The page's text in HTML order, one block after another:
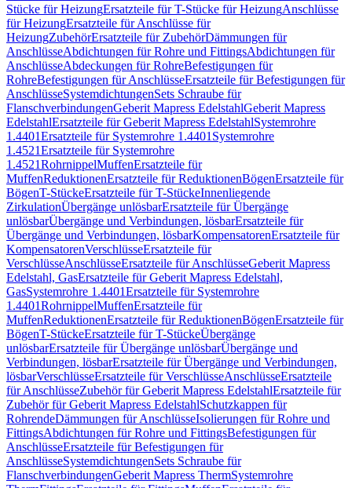
Stücke für HeizungErsatzteile für T-Stücke für HeizungAnschlüsse
für HeizungErsatzteile für Anschlüsse für
HeizungZubehörErsatzteile für ZubehörDämmungen für
AnschlüsseAbdichtungen für Rohre und FittingsAbdichtungen für
AnschlüsseAbdeckungen für RohreBefestigungen für
RohreBefestigungen für AnschlüsseErsatzteile für Befestigungen für
AnschlüsseSystemdichtungenSets Schraube für
FlanschverbindungenGeberit Mapress EdelstahlGeberit Mapress
EdelstahlErsatzteile für Geberit Mapress EdelstahlSystemrohre
1.4401Ersatzteile für Systemrohre 1.4401 Systemrohre
1.4521Ersatzteile für Systemrohre
1.4521RohrnippelMuffenErsatzteile für
MuffenReduktionenErsatzteile für ReduktionenBögenErsatzteile für
BögenT-StückeErsatzteile für T-StückeInnenliegende
ZirkulationÜbergänge unlösbarErsatzteile für Übergänge
unlösbarÜbergänge und Verbindungen, lösbarErsatzteile für
Übergänge und Verbindungen, lösbarKompensatorenErsatzteile für
KompensatorenVerschlüsseErsatzteile für
VerschlüsseAnschlüsseErsatzteile für AnschlüsseGeberit Mapress
Edelstahl, GasErsatzteile für Geberit Mapress Edelstahl,
GasSystemrohre 1.4401Ersatzteile für Systemrohre
1.4401RohrnippelMuffenErsatzteile für
MuffenReduktionenErsatzteile für ReduktionenBögenErsatzteile für
BögenT-StückeErsatzteile für T-StückeÜbergänge
unlösbarErsatzteile für Übergänge unlösbarÜbergänge und
Verbindungen, lösbarErsatzteile für Übergänge und Verbindungen,
lösbarVerschlüsseErsatzteile für VerschlüsseAnschlüsseErsatzteile
für AnschlüsseZubehör für Geberit Mapress EdelstahlErsatzteile für
Zubehör für Geberit Mapress EdelstahlSchutzkappen für
RohrendeDämmungen für AnschlüsseIsolierungen für Rohre und
FittingsAbdichtungen für Rohre und FittingsBefestigungen für
AnschlüsseErsatzteile für Befestigungen für
AnschlüsseSystemdichtungenSets Schraube für
FlanschverbindungenGeberit Mapress ThermSystemrohre